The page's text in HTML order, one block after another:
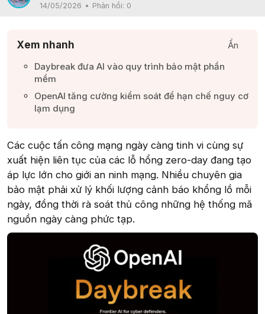
14/05/2026
Phản hồi: 0
Xem nhanh
Ẩn
Daybreak đưa AI vào quy trình bảo mật phần
mềm​
OpenAI tăng cường kiểm soát để hạn chế nguy cơ
lạm dụng​
Các cuộc tấn công mạng ngày càng tinh vi cùng sự
xuất hiện liên tục của các lỗ hổng zero-day đang tạo
áp lực lớn cho giới an ninh mạng. Nhiều chuyên gia
bảo mật phải xử lý khối lượng cảnh báo khổng lồ mỗi
ngày, đồng thời rà soát thủ công những hệ thống mã
nguồn ngày càng phức tạp.